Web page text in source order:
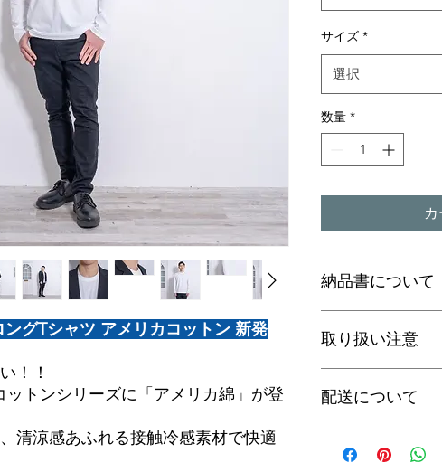
ングTシャツ アメリカコットン 新発
！！
ットンシリーズに「アメリカ綿」が登
清涼感あふれる接触冷感素材で快適
サイズ *
選択
数量 *
納品書について
情報の保護の観点に
取り扱い注意
・家庭洗濯での乾燥
配送について
は送料無料とさせて